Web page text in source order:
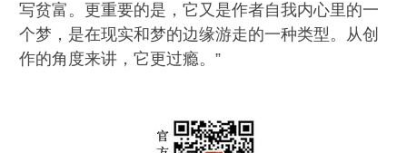
写贫富。更重要的是，它又是作者自我内心里的一
个梦，是在现实和梦的边缘游走的一种类型。从创
作的角度来讲，它更过瘾。”